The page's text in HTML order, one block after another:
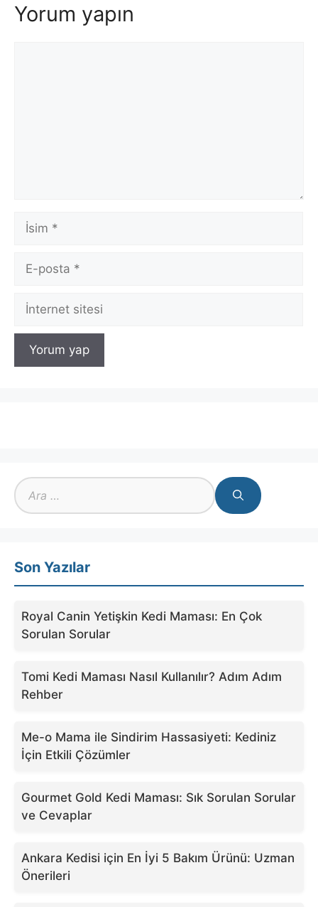
Yorum yapın
İsim
posta
İnternet
için
ara
Son Yazılar
Royal Canin Yetişkin Kedi Maması: En Çok
Sorulan Sorular
Tomi Kedi Maması Nasıl Kullanılır? Adım Adım
Rehber
Me-o Mama ile Sindirim Hassasiyeti: Kediniz
İçin Etkili Çözümler
Gourmet Gold Kedi Maması: Sık Sorulan Sorular
ve Cevaplar
Ankara Kedisi için En İyi 5 Bakım Ürünü: Uzman
Önerileri